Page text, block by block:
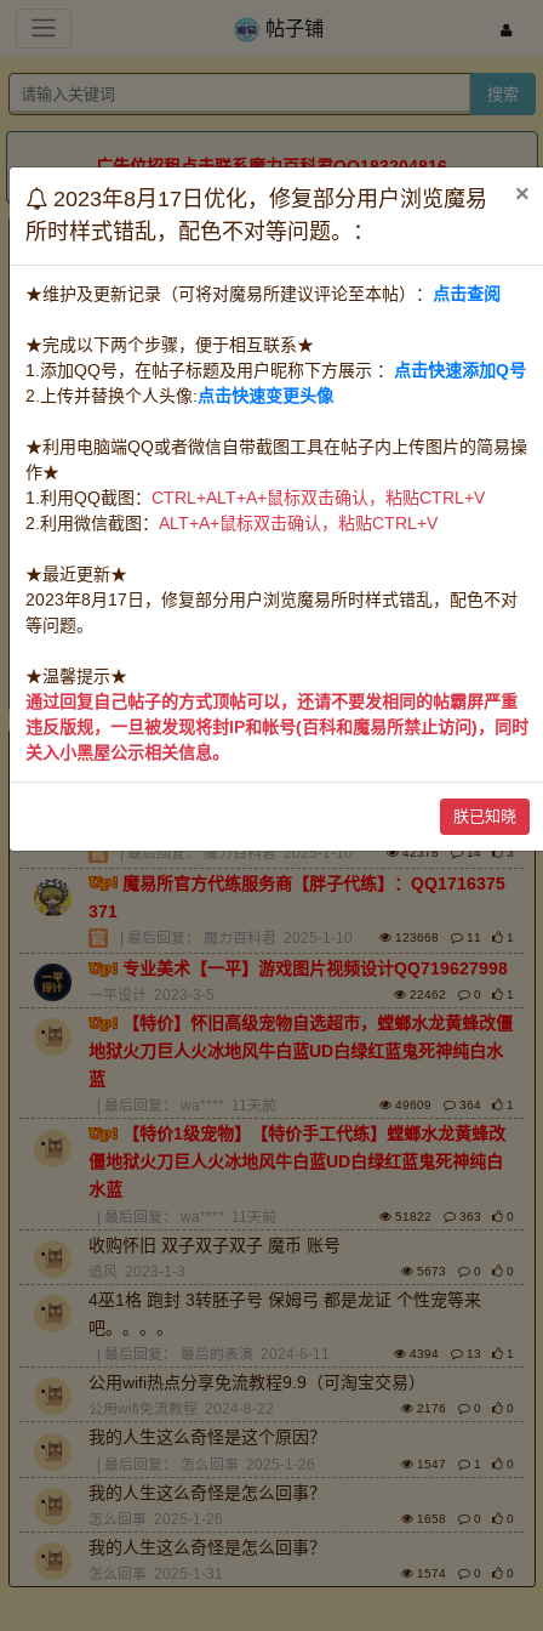
帖子铺
搜索
广告位招租点击联系魔力百科君QQ183204816
帖子铺
服务器： 全部 怀旧牧羊 怀旧金牛
怀旧双子
道具电信
道具网通
时长
方式：
全部 出售 收购
宠物：
全部 攻宠 魔宠 血宠
任务队宠
王宠赛宠
PK宠
装备：
武器 防具
消耗品：
全部 料理 血瓶 时水
技能草
材料：
全部 挖掘 狩猎 伐木 宝石
务
有偿服务：
全部 装备加工 药剂制作
料理烹饪
最新 精华
魔易所官方中介服务商【老淡】唯一QQ38387541
| 最后回复： 魔力百科君 2025-1-10 42378 14 3
魔易所官方代练服务商【胖子代练】：QQ1716375
371
| 最后回复： 魔力百科君 2025-1-10 123668 11 1
专业美术【一平】游戏图片视频设计QQ719627998
一平设计 2023-3-5 22462 0 1
【特价】怀旧高级宠物自选超市，螳螂水龙黄蜂改僵
地狱火刀巨人火冰地风牛白蓝UD白绿红蓝鬼死神纯白水
蓝
| 最后回复： wa**** 11天前 49609 364 1
【特价1级宠物】【特价手工代练】螳螂水龙黄蜂改
僵地狱火刀巨人火冰地风牛白蓝UD白绿红蓝鬼死神纯白
水蓝
| 最后回复： wa**** 11天前 51822 363 0
收购怀旧 双子双子双子 魔币 账号
追风 2023-1-3 5673 0 0
4巫1格 跑封 3转胚子号 保姆弓 都是龙证 个性宠等来
吧。。。。
| 最后回复： 最后的表演 2024-6-11 4394 13 1
公用wifi热点分享免流教程9.9（可淘宝交易）
公用wifi免流教程 2024-8-22 2176 0 0
我的人生这么奇怪是这个原因？
| 最后回复： 怎么回事 2025-1-26 1547 1 0
我的人生这么奇怪是怎么回事？
怎么回事 2025-1-26 1658 0 0
我的人生这么奇怪是怎么回事？
怎么回事 2025-1-31 1574 0 0
2023年8月17日优化，修复部分用户浏览魔易
所时样式错乱，配色不对等问题。：
×
★维护及更新记录（可将对魔易所建议评论至本帖）： 点击查阅
★完成以下两个步骤，便于相互联系★
1.添加QQ号，在帖子标题及用户昵称下方展示 ：
点击快速添加Q号
2.上传并替换个人头像:点击快速变更头像
★利用电脑端QQ或者微信自带截图工具在帖子内上传图片的简易操
作★
1.利用QQ截图： CTRL+ALT+A+鼠标双击确认，粘贴CTRL+V
2.利用微信截图： ALT+A+鼠标双击确认，粘贴CTRL+V
★最近更新★
2023年8月17日，修复部分用户浏览魔易所时样式错乱，配色不对
等问题。
★温馨提示★
通过回复自己帖子的方式顶帖可以，还请不要发相同的帖霸屏严重
违反版规，一旦被发现将封IP和帐号(百科和魔易所禁止访问)，同时
关入小黑屋公示相关信息。
朕已知晓